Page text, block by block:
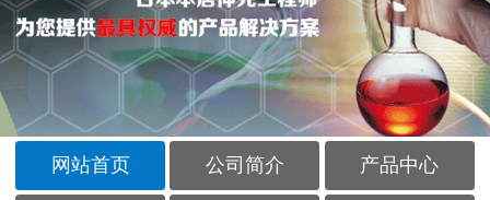
网站首页 公司简介 产品中心